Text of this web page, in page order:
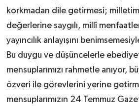
korkmadan dile getirmesi;
değerlerine saygılı, millî
yayıncılık anlayışını
Bu duygu ve düşüncelerle
mensuplarımızı rahmetle anıyor,
özveri ile görevlerini yerine
mensuplarımızın 24 Temmuz